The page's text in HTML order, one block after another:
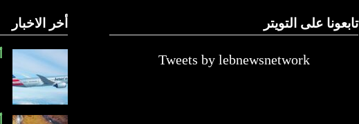
تابعونا على التويتر
Tweets by lebnewsnetwork
أخر الاخبار